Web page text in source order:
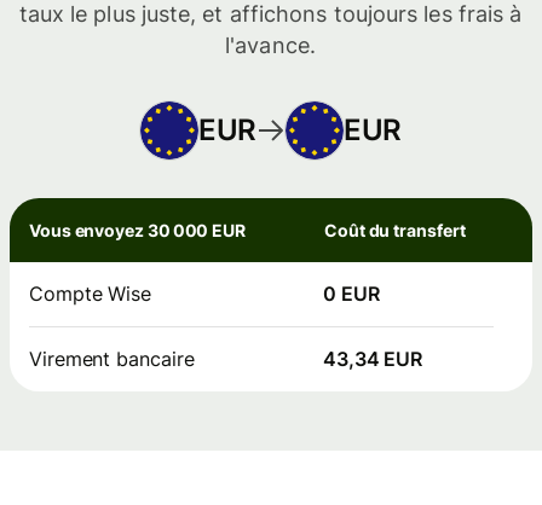
taux le plus juste, et affichons toujours les frais à
l'avance.
EUR EUR
Vous envoyez 30 000 EUR Coût du transfert
Compte Wise 0 EUR
Virement bancaire 43,34 EUR